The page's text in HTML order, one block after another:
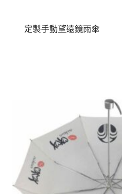
定製手動望遠鏡雨傘